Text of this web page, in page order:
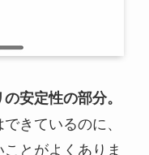
安定性の部分。
きているのに、
とがよくありま